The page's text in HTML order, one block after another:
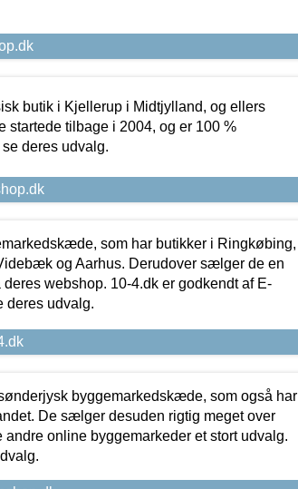
butik i Kjellerup i Midtjylland, og ellers
startede tilbage i 2004, og er 100 %
deres udvalg.
som har butikker i Ringkøbing,
og Aarhus. Derudover sælger de en
webshop. 10-4.dk er godkendt af E-
deres udvalg.
byggemarkedskæde, som også har
De sælger desuden rigtig meget over
andre online byggemarkeder et stort udvalg.